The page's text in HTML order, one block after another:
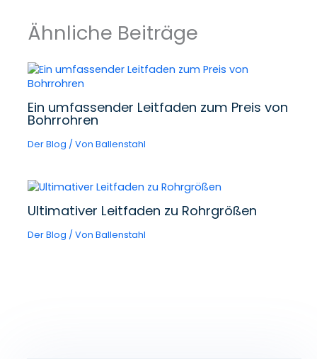
Ähnliche Beiträge
Ein umfassender Leitfaden zum Preis von
Bohrrohren
Der Blog / VonBallenstahl
Ultimativer Leitfaden zu Rohrgrößen
Der Blog / VonBallenstahl